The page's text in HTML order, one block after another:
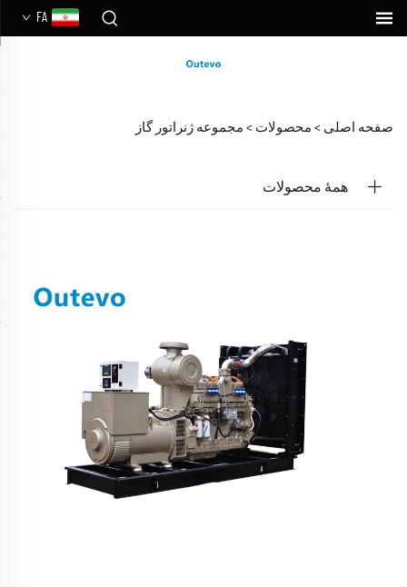
FA
صفحه اصلی > محصولات > مجموعه ژنراتور گاز
همهٔ محصولات